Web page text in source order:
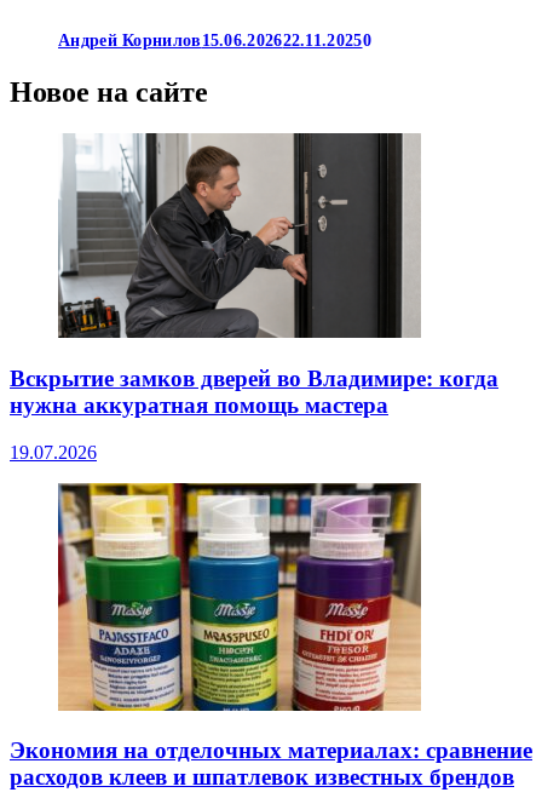
Андрей Корнилов 15.06.202622.11.20250
Новое на сайте
Вскрытие замков дверей во Владимире: когда
нужна аккуратная помощь мастера
19.07.2026
Экономия на отделочных материалах: сравнение
расходов клеев и шпатлевок известных брендов